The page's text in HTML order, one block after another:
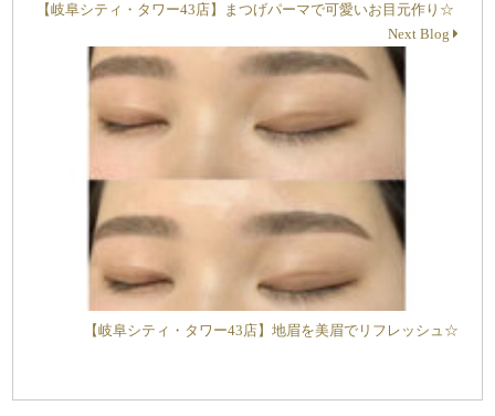
【岐阜シティ・タワー43店】まつげパーマで可愛いお目元作り☆
Next Blog
【岐阜シティ・タワー43店】地眉を美眉でリフレッシュ☆